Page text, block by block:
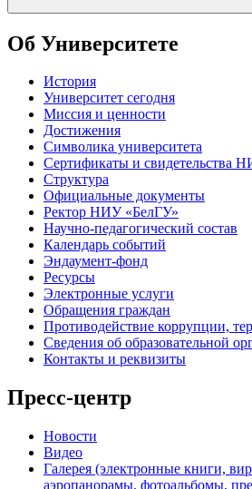
Об Университете
История
Университет сегодня
Миссия и ценности
Достижения
Символика университета
Сертификаты и свидетельства
Структура
Официальные документы
Ректор НИУ «БелГУ»
Научно-педагогический состав
Календарь событий
Эндаумент-фонд
Ресурсы
Электронные услуги
Обращения граждан
Противодействие коррупции,
Сведения об образовательной
Контакты и реквизиты
Пресс-центр
Новости
Видео
Галерея (электронные книги,
аэропанорамы, фотоальбомы,